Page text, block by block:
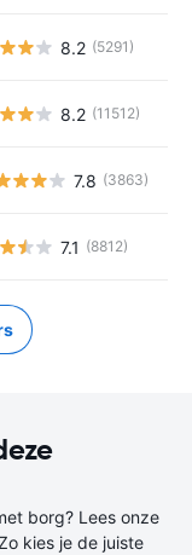
8.2 (5291)
8.2 (11512)
7.8 (3863)
7.1 (8812)
borg? Lees onze
kies je de juiste